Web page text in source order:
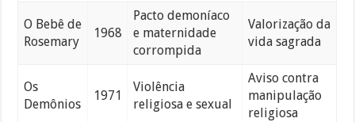
O Bebê de
Rosemary
1968
Pacto demoníaco
e maternidade
corrompida
Valorização da
vida sagrada
Os
Demônios
1971
Violência
religiosa e sexual
Aviso contra
manipulação
religiosa